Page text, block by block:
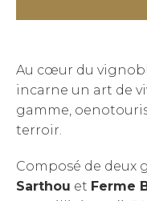
Au cœur du
incarne un art de
gamme,
terroir.
Composé de deux
Sarthou et Ferme